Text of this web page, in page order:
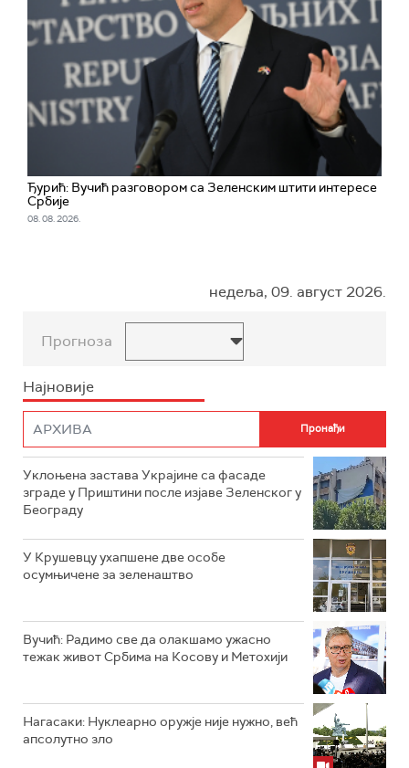
Ђурић: Вучић разговором са Зеленским штити интересе
Србије
08. 08. 2026.
недеља, 09. август 2026.
Прогноза
Најновије
Уклоњена застава Украјине са фасаде
зграде у Приштини после изјаве Зеленског у
Београду
У Крушевцу ухапшене две особе
осумњичене за зеленаштво
Вучић: Радимо све да олакшамо ужасно
тежак живот Србима на Косову и Метохији
Нагасаки: Нуклеарно оружје није нужно, већ
апсолутно зло